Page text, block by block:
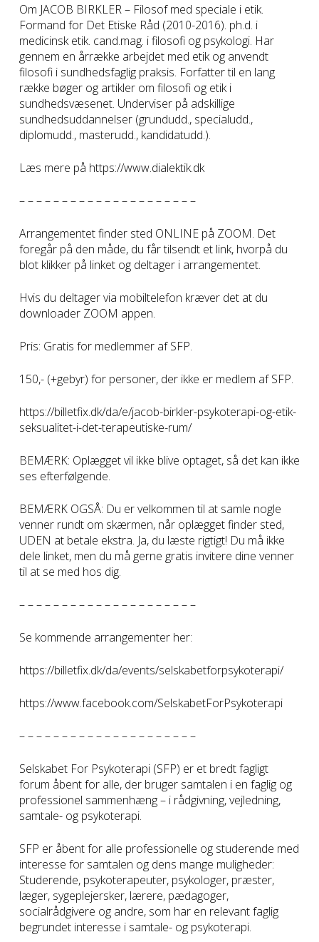
Om JACOB BIRKLER – Filosof med speciale i etik.
Formand for Det Etiske Råd (2010-2016). ph.d. i
medicinsk etik. cand.mag. i filosofi og psykologi. Har
gennem en årrække arbejdet med etik og anvendt
filosofi i sundhedsfaglig praksis. Forfatter til en lang
række bøger og artikler om filosofi og etik i
sundhedsvæsenet. Underviser på adskillige
sundhedsuddannelser (grundudd., specialudd.,
diplomudd., masterudd., kandidatudd.).
Læs mere på https://www.dialektik.dk
– – – – – – – – – – – – – – – – – – – – –
Arrangementet finder sted ONLINE på ZOOM. Det
foregår på den måde, du får tilsendt et link, hvorpå du
blot klikker på linket og deltager i arrangementet.
Hvis du deltager via mobiltelefon kræver det at du
downloader ZOOM appen.
Pris: Gratis for medlemmer af SFP.
150,- (+gebyr) for personer, der ikke er medlem af SFP.
https://billetfix.dk/da/e/jacob-birkler-psykoterapi-og-etik-
seksualitet-i-det-terapeutiske-rum/
BEMÆRK: Oplægget vil ikke blive optaget, så det kan ikke
ses efterfølgende.
BEMÆRK OGSÅ: Du er velkommen til at samle nogle
venner rundt om skærmen, når oplægget finder sted,
UDEN at betale ekstra. Ja, du læste rigtigt! Du må ikke
dele linket, men du må gerne gratis invitere dine venner
til at se med hos dig.
– – – – – – – – – – – – – – – – – – – – –
Se kommende arrangementer her:
https://billetfix.dk/da/events/selskabetforpsykoterapi/
https://www.facebook.com/SelskabetForPsykoterapi
– – – – – – – – – – – – – – – – – – – – –
Selskabet For Psykoterapi (SFP) er et bredt fagligt
forum åbent for alle, der bruger samtalen i en faglig og
professionel sammenhæng – i rådgivning, vejledning,
samtale- og psykoterapi.
SFP er åbent for alle professionelle og studerende med
interesse for samtalen og dens mange muligheder:
Studerende, psykoterapeuter, psykologer, præster,
læger, sygeplejersker, lærere, pædagoger,
socialrådgivere og andre, som har en relevant faglig
begrundet interesse i samtale- og psykoterapi.